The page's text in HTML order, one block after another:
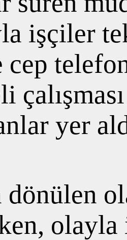
işçiler
cep
yer
dönülen
olayla